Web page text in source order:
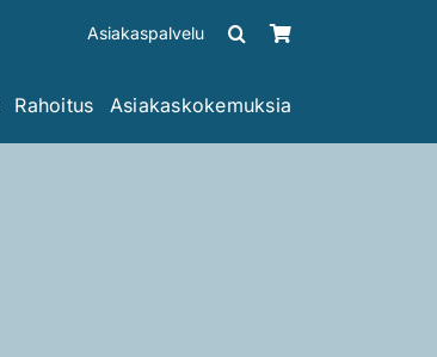
Asiakaspalvelu
Rahoitus Asiakaskokemuksia